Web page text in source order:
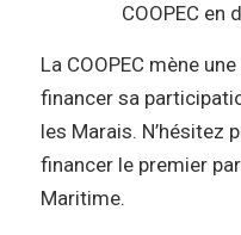
COOPEC en
La COOPEC mène
financer sa
les Marais. N’hésitez
financer le premier
Maritime.